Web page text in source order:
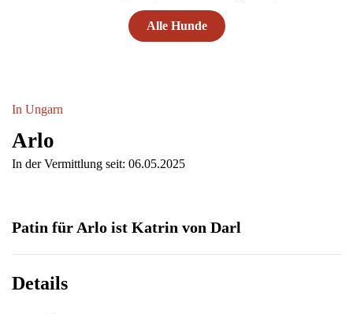
Alle Hunde
In Ungarn
Arlo
In der Vermittlung seit: 06.05.2025
Patin für Arlo ist Katrin von Darl
Details